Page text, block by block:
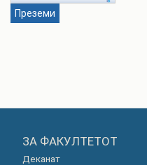
Преземи
ЗА ФАКУЛТЕТОТ
Деканат